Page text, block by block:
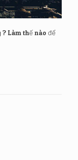
Làm thế nào để